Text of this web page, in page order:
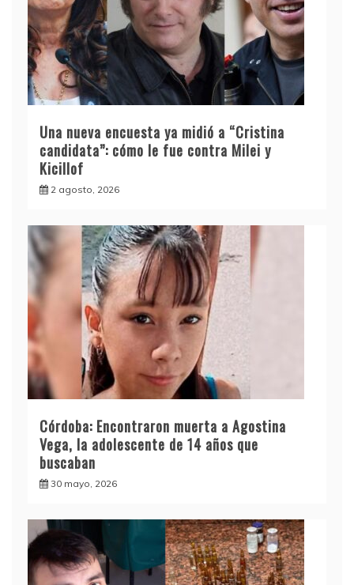
Una nueva encuesta ya midió a “Cristina
candidata”: cómo le fue contra Milei y
Kicillof
2 agosto, 2026
Córdoba: Encontraron muerta a Agostina
Vega, la adolescente de 14 años que
buscaban
30 mayo, 2026